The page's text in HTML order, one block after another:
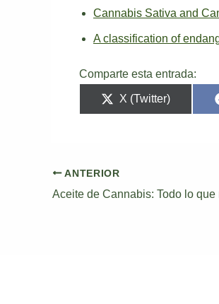
Cannabis Sativa and
A classification of
Comparte esta entrada:
X (Twitter)
ANTERIOR
Aceite de Cannabis: Todo lo